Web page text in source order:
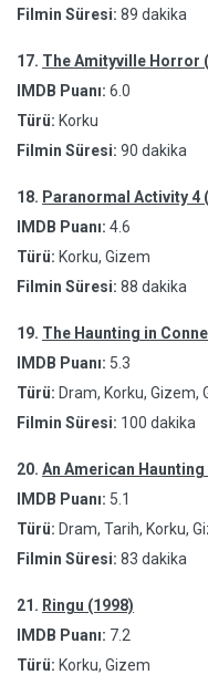
Filmin Süresi: 89 dakika
17. The Amityville Horror
IMDB Puanı: 6.0
Türü: Korku
Filmin Süresi: 90 dakika
18. Paranormal Activity 4
IMDB Puanı: 4.6
Türü: Korku, Gizem
Filmin Süresi: 88 dakika
19. The Haunting in
IMDB Puanı: 5.3
Türü: Dram, Korku, Gizem,
Filmin Süresi: 100 dakika
20. An American Haunting
IMDB Puanı: 5.1
Türü: Dram, Tarih, Korku,
Filmin Süresi: 83 dakika
21. Ringu (1998)
IMDB Puanı: 7.2
Türü: Korku, Gizem